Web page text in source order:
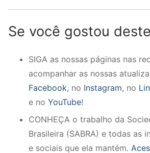
Se você gostou
SIGA as nossas páginas nas
acompanhar as nossas
Facebook, no Instagram, no
e no YouTube!
CONHEÇA o trabalho da
Brasileira (SABRA) e todas as
e sociais que ela mantém.